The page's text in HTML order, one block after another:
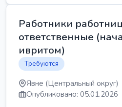
Работники
ответственные
ивритом)
Требуются
Явне (Центральный округ)
Опубликовано: 05.01.2026